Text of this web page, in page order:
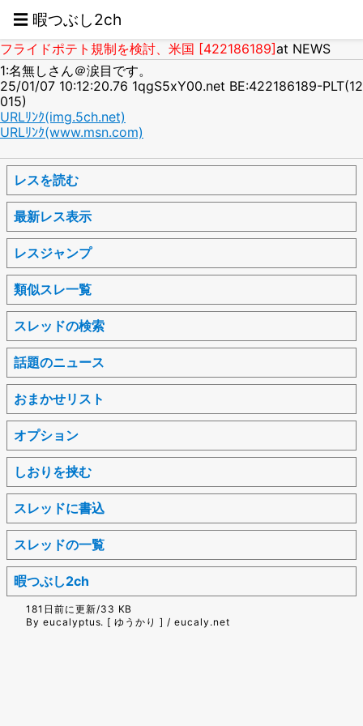
☰ 暇つぶし2ch
フライドポテト規制を検討、米国 [422186189]at NEWS
1:名無しさん＠涙目です。
25/01/07 10:12:20.76 1qgS5xY00.net BE:422186189-PLT(12
015)
URLﾘﾝｸ(img.5ch.net)
URLﾘﾝｸ(www.msn.com)
レスを読む
最新レス表示
レスジャンプ
類似スレ一覧
スレッドの検索
話題のニュース
おまかせリスト
オプション
しおりを挟む
スレッドに書込
スレッドの一覧
暇つぶし2ch
181日前に更新/33 KB
By eucalyptus. [ ゆうかり ] / eucaly.net